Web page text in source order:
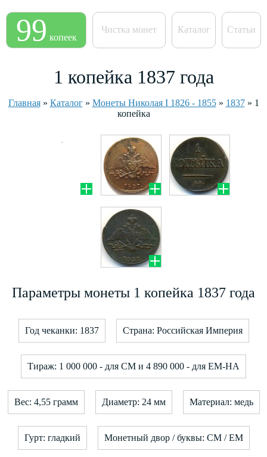
99 копеек
Чистка монет Каталог Статьи
1 копейка 1837 года
Главная» Каталог» Монеты Николая I 1826 - 1855» 1837» 1
копейка
Параметры монеты 1 копейка 1837 года
Год чеканки: 1837 Страна: Российская Империя
Тираж: 1 000 000 - для СМ и 4 890 000 - для ЕМ-НА
Вес: 4,55 грамм Диаметр: 24 мм Материал: медь
Гурт: гладкий Монетный двор / буквы: СМ / ЕМ